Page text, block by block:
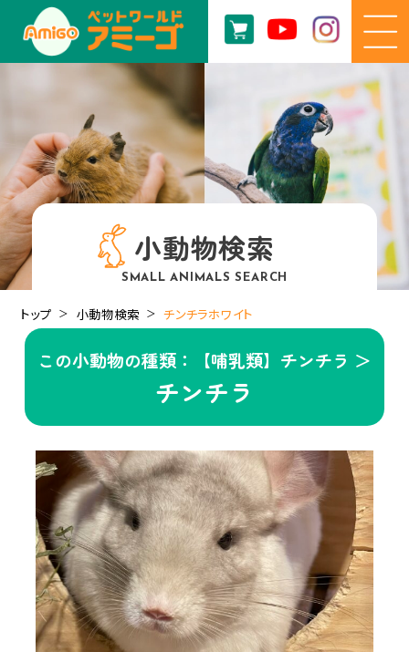
小動物検索
SMALL ANIMALS SEARCH
トップ 小動物検索 チンチラホワイト
この小動物の種類：【哺乳類】チンチラ ＞
チンチラ